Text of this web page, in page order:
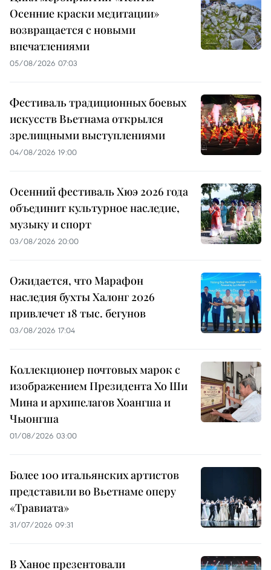
Осенние краски медитации»
возвращается с новыми
впечатлениями
05/08/2026 07:03
Фестиваль традиционных боевых
искусств Вьетнама открылся
зрелищными выступлениями
04/08/2026 19:00
Осенний фестиваль Хюэ 2026 года
объединит культурное наследие,
музыку и спорт
03/08/2026 20:00
Ожидается, что Марафон
наследия бухты Халонг 2026
привлечет 18 тыс. бегунов
03/08/2026 17:04
Коллекционер почтовых марок с
изображением Президента Хо Ши
Мина и архипелагов Хоангша и
Чыонгша
01/08/2026 03:00
Более 100 итальянских артистов
представили во Вьетнаме оперу
«Травиата»
31/07/2026 09:31
В Ханое презентовали